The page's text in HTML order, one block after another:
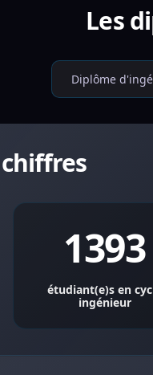
Les
Diplôme
1393
étudiant(e)s en
ingénieur